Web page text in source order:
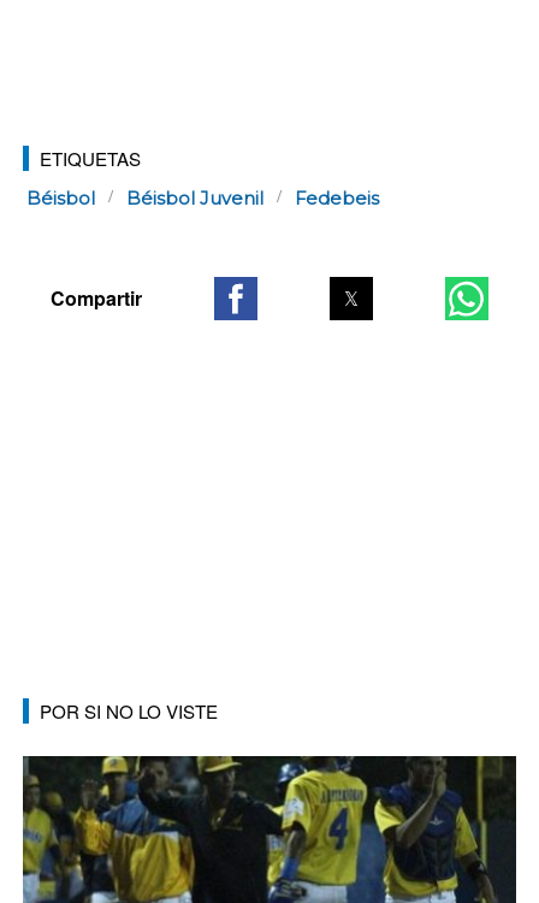
ETIQUETAS
Béisbol Béisbol Juvenil Fedebeis
POR SI NO LO VISTE